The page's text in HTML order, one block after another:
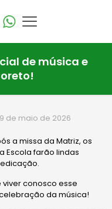
de música e
de maio de 2026
a missa da Matriz, os
Escola farão lindas
viver conosco esse
da música!